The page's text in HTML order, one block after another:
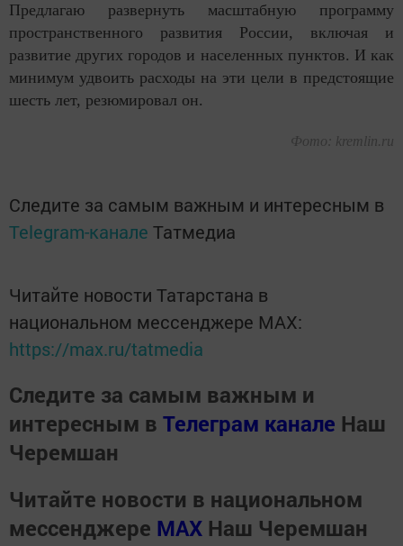
Предлагаю развернуть масштабную программу
пространственного развития России, включая и
развитие других городов и населенных пунктов. И как
минимум удвоить расходы на эти цели в предстоящие
шесть лет, резюмировал он.
Фото: kremlin.ru
Следите за самым важным и интересным в
Telegram-канале Татмедиа
Читайте новости Татарстана в
национальном мессенджере MАХ:
https://max.ru/tatmedia
Следите за самым важным и
интересным в Телеграм канале Наш
Черемшан
Читайте новости в национальном
мессенджере MАХ Наш Черемшан